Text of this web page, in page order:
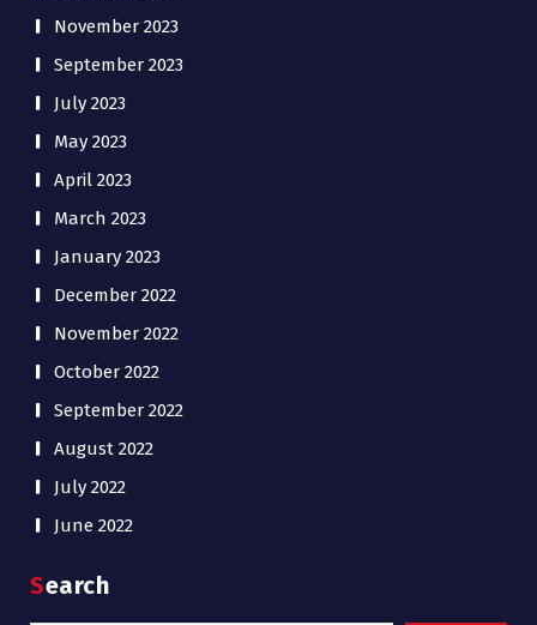
November 2023
September 2023
July 2023
May 2023
April 2023
March 2023
January 2023
December 2022
November 2022
October 2022
September 2022
August 2022
July 2022
June 2022
Search